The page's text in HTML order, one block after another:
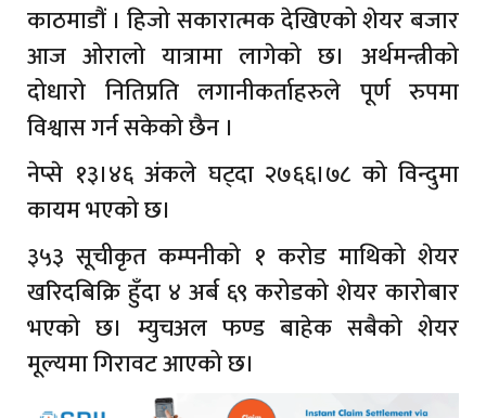
काठमाडौं । हिजो सकारात्मक देखिएको शेयर बजार
आज ओरालो यात्रामा लागेको छ। अर्थमन्त्रीको
दोधारो नितिप्रति लगानीकर्ताहरुले पूर्ण रुपमा
विश्वास गर्न सकेको छैन ।
नेप्से १३।४६ अंकले घट्दा २७६६।७८ को विन्दुमा
कायम भएको छ।
३५३ सूचीकृत कम्पनीको १ करोड माथिको शेयर
खरिदबिक्रि हुँदा ४ अर्ब ६९ करोडको शेयर कारोबार
भएको छ। म्युचअल फण्ड बाहेक सबैको शेयर
मूल्यमा गिरावट आएको छ।